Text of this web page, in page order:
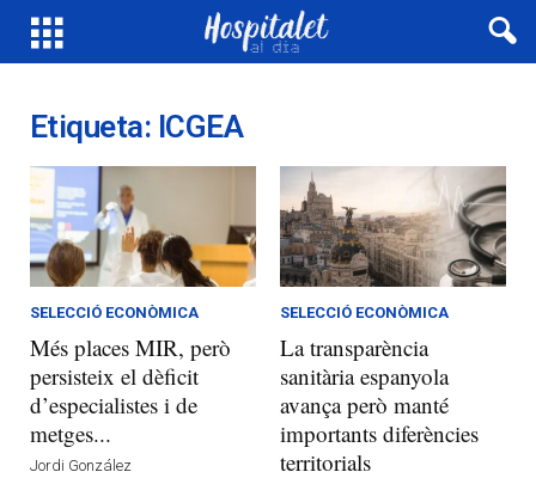
Etiqueta: ICGEA
SELECCIÓ ECONÒMICA
Més places MIR, però
persisteix el dèficit
d’especialistes i de
metges...
Jordi González
SELECCIÓ ECONÒMICA
La transparència
sanitària espanyola
avança però manté
importants diferències
territorials